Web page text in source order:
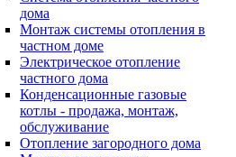
дома
Монтаж системы отопления в
частном доме
Электрическое отопление
частного дома
Конденсационные газовые
котлы - продажа, монтаж,
обслуживание
Отопление загородного дома